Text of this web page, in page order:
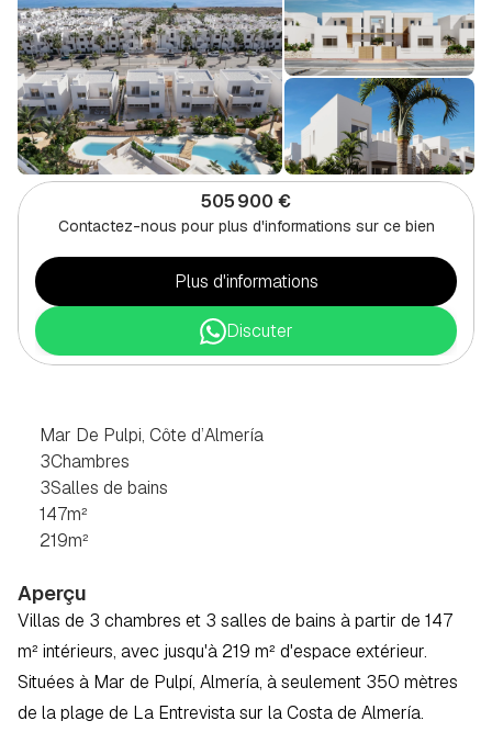
505 900 €
Contactez-nous pour plus d'informations sur ce bien
Plus d'informations
Discuter
Mar De Pulpi, Côte d’Almería
3Chambres
3Salles de bains
147m²
219m²
Aperçu
Villas de 3 chambres et 3 salles de bains à partir de 147
m² intérieurs, avec jusqu'à 219 m² d'espace extérieur.
Situées à Mar de Pulpí, Almería, à seulement 350 mètres
de la plage de La Entrevista sur la Costa de Almería.